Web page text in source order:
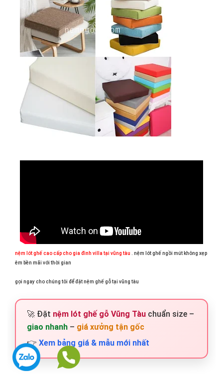
nệm lót ghế cao cấp cho gia đình villa tại vũng tàu . nệm lót ghế ngồi mút không xẹp
êm bền mãi với thời gian
gọi ngay cho chúng tôi để đặt nệm ghế gỗ tại vũng tàu
🚀 Đặt nệm lót ghế gỗ Vũng Tàu chuẩn size –
giao nhanh – giá xưởng tận gốc
👉 Xem bảng giá & mẫu mới nhất
Zalo